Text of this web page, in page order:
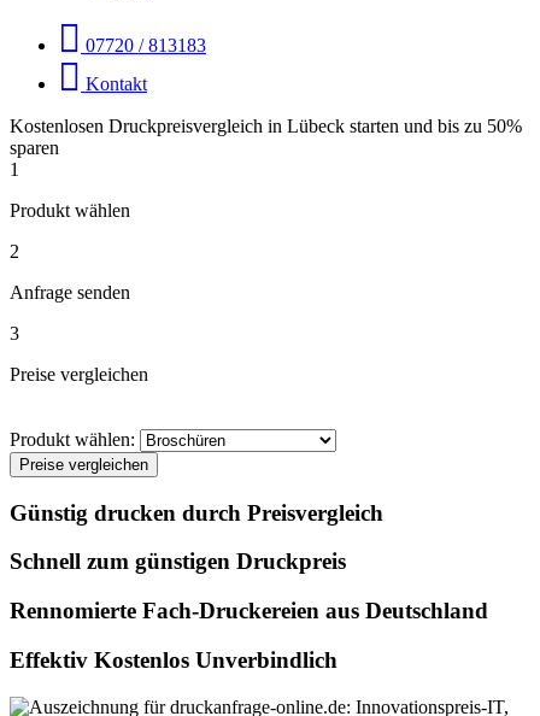
07720 / 813183
Kontakt
Kostenlosen Druckpreisvergleich in Lübeck starten und bis zu 50%
sparen
1
Produkt wählen
2
Anfrage senden
3
Preise vergleichen
Produkt wählen:
Preise vergleichen
Günstig drucken durch Preisvergleich
Schnell zum günstigen Druckpreis
Rennomierte Fach-Druckereien aus Deutschland
Effektiv Kostenlos Unverbindlich